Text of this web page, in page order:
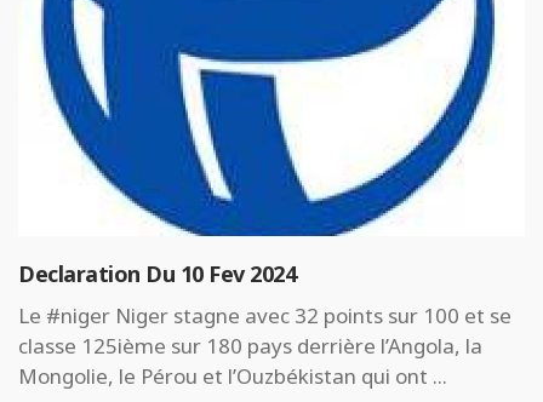
Declaration Du 10 Fev 2024
Le #niger Niger stagne avec 32 points sur 100 et se
classe 125ième sur 180 pays derrière l’Angola, la
Mongolie, le Pérou et l’Ouzbékistan qui ont ...